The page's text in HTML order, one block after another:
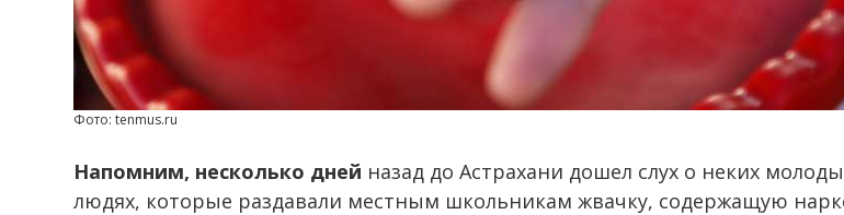
Фото: tenmus.ru
Напомним, несколько дней назад до Астрахани дошел слух о неких
людях, которые раздавали местным школьникам жвачку, содержащую